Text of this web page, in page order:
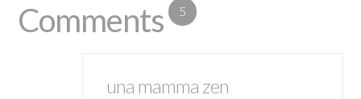
Comments 5
una mamma zen